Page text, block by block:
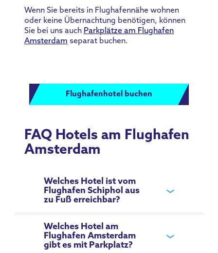
Wenn Sie bereits in Flughafennähe wohnen
oder keine Übernachtung benötigen, können
Sie bei uns auch Parkplätze am Flughafen
Amsterdam separat buchen.
Flughafenhotel buchen
FAQ Hotels am Flughafen
Amsterdam
Welches Hotel ist vom
Flughafen Schiphol aus
zu Fuß erreichbar?
Welches Hotel am
Flughafen Amsterdam
gibt es mit Parkplatz?